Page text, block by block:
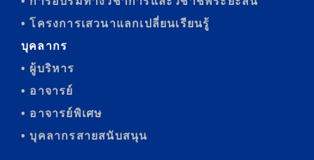
• โครงการเสวนาแลกเปลี่ยนเรียนรู้
บุคลากร
• ผู้บริหาร
• อาจารย์
• อาจารย์พิเศษ
• บุคลากรสายสนับสนุน